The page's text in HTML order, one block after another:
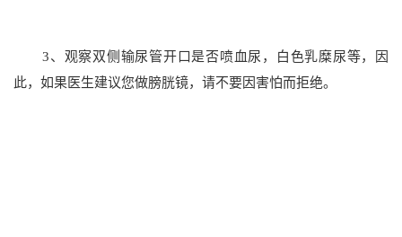
3、观察双侧输尿管开口是否喷血尿，白色乳糜尿等，因
此，如果医生建议您做膀胱镜，请不要因害怕而拒绝。